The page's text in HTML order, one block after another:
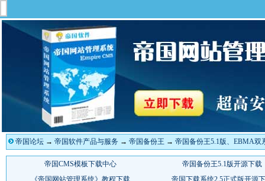
帝国论坛 → 帝国软件产品与服务 → 帝国备份王 → 帝国备份王5.1版、EBMA双